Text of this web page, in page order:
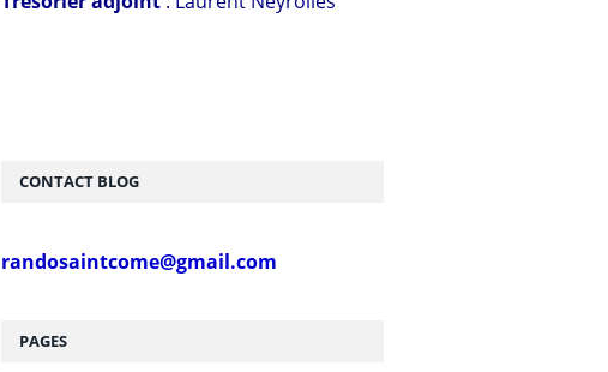
PAGES
CONTACT BLOG
randosaintcome@gmail.com